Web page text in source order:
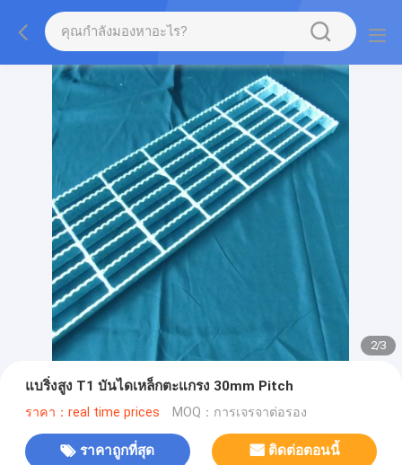
2/3
แบริ่งสูง T1 บันไดเหล็กตะแกรง 30mm Pitch
ราคา：real time prices MOQ：การเจรจาต่อรอง
ราคาถูกที่สุด ติดต่อตอนนี้